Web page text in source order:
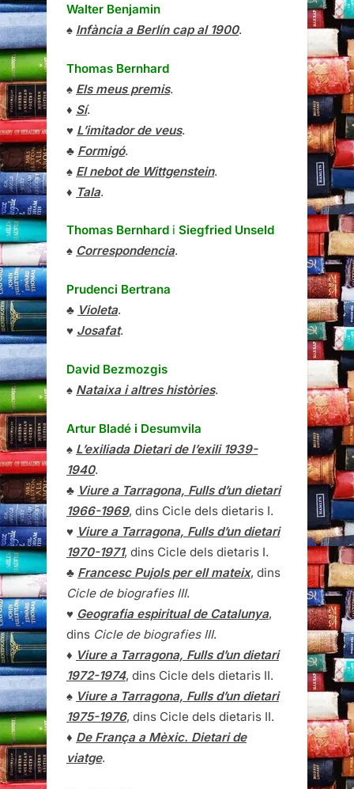
Walter Benjamin
♠ Infància a Berlín cap al 1900.
Thomas Bernhard
♠ Els meus premis.
♦ Sí.
♥ L’imitador de veus.
♣ Formigó.
♠ El nebot de Wittgenstein.
♦ Tala.
Thomas Bernhard i Siegfried Unseld
♠ Correspondencia.
Prudenci Bertrana
♣ Violeta.
♥ Josafat.
David Bezmozgis
♠ Nataixa i altres històries.
Artur Bladé i Desumvila
♠ L’exiliada Dietari de l’exili 1939-
1940.
♣ Viure a Tarragona, Fulls d’un dietari
1966-1969, dins Cicle dels dietaris I.
♥ Viure a Tarragona, Fulls d’un dietari
1970-1971, dins Cicle dels dietaris I.
♣ Francesc Pujols per ell mateix, dins
Cicle de biografies III.
♥ Geografia espiritual de Catalunya,
dins Cicle de biografies III.
♦ Viure a Tarragona, Fulls d’un dietari
1972-1974, dins Cicle dels dietaris II.
♠ Viure a Tarragona, Fulls d’un dietari
1975-1976, dins Cicle dels dietaris II.
♦ De França a Mèxic. Dietari de
viatge.